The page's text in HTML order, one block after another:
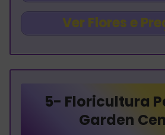
Ver Flores e
5- Floricultura
Garden